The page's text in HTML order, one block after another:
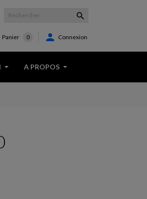

Panier 0  Connexion
A PROPOS